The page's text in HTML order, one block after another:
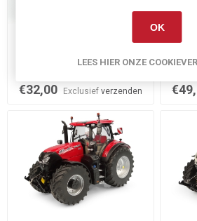
Case IH Optum 300 CVX
€32,00 Exclusief verzenden
OK
LEES HIER ONZE